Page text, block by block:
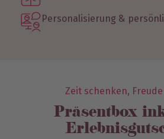
Personalisierung &
Zeit schenken,
Präsentbox